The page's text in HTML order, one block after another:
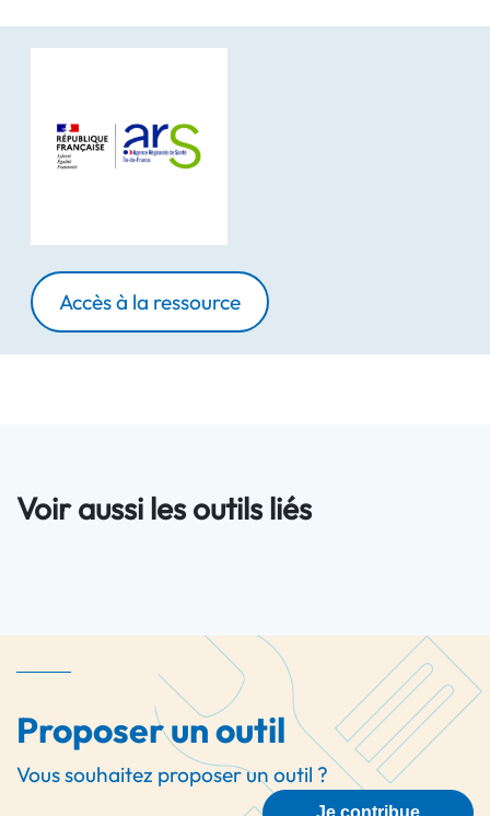
Accès à la ressource
Voir aussi les outils liés
Proposer un outil
Vous souhaitez proposer un outil ?
Je contribue